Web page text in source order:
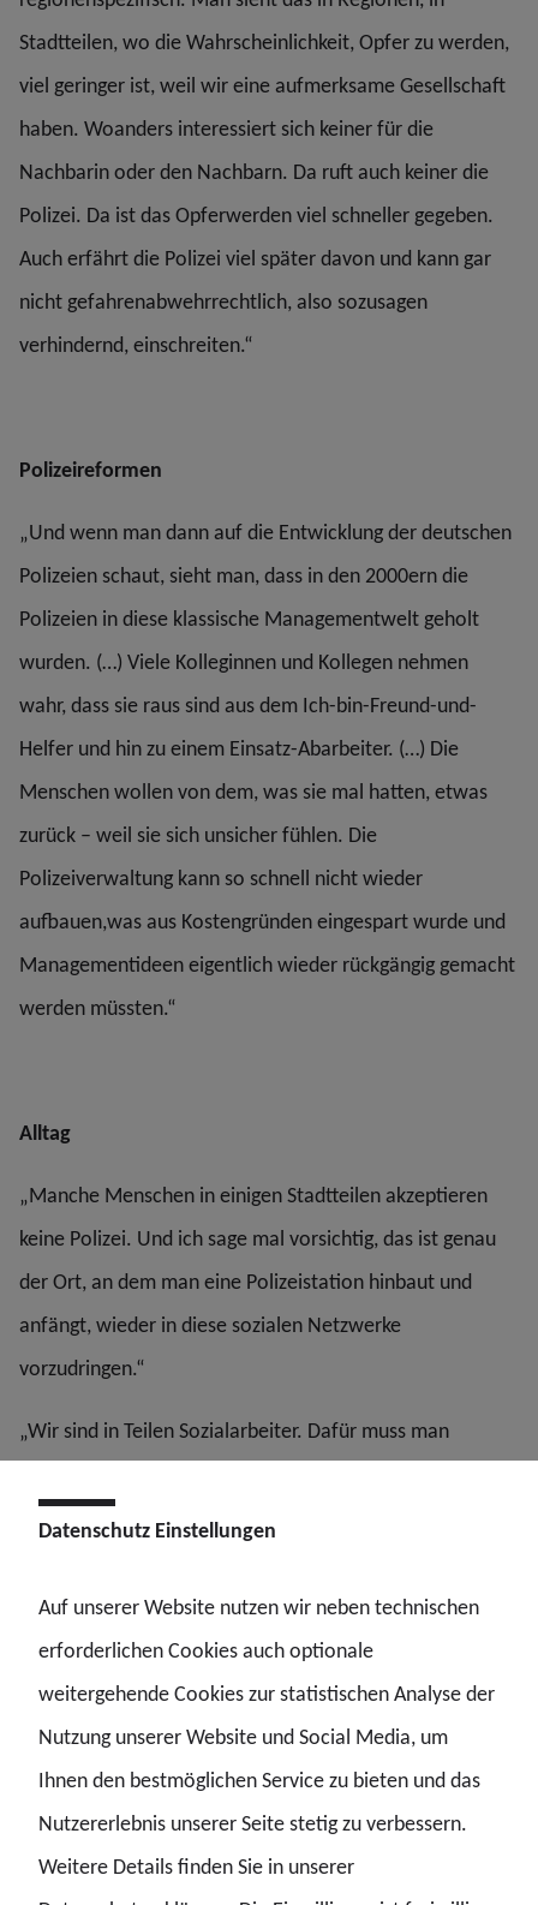
Stadtteilen, wo die Wahrscheinlichkeit, Opfer zu werden,
viel geringer ist, weil wir eine aufmerksame Gesellschaft
haben. Woanders interessiert sich keiner für die
Nachbarin oder den Nachbarn. Da ruft auch keiner die
Polizei. Da ist das Opferwerden viel schneller gegeben.
Auch erfährt die Polizei viel später davon und kann gar
nicht gefahrenabwehrrechtlich, also sozusagen
verhindernd, einschreiten.“
Polizeireformen
„Und wenn man dann auf die Entwicklung der deutschen
Polizeien schaut, sieht man, dass in den 2000ern die
Polizeien in diese klassische Managementwelt geholt
wurden. (…) Viele Kolleginnen und Kollegen nehmen
wahr, dass sie raus sind aus dem Ich-bin-Freund-und-
Helfer und hin zu einem Einsatz-Abarbeiter. (…) Die
Menschen wollen von dem, was sie mal hatten, etwas
zurück – weil sie sich unsicher fühlen. Die
Polizeiverwaltung kann so schnell nicht wieder
aufbauen,was aus Kostengründen eingespart wurde und
Managementideen eigentlich wieder rückgängig gemacht
werden müssten.“
Alltag
„Manche Menschen in einigen Stadtteilen akzeptieren
keine Polizei. Und ich sage mal vorsichtig, das ist genau
der Ort, an dem man eine Polizeistation hinbaut und
anfängt, wieder in diese sozialen Netzwerke
vorzudringen.“
„Wir sind in Teilen Sozialarbeiter. Dafür muss man
Polizeiarbeit benötigt: Kommunikation, Vertrauen in den
Gesellschaft. In der Ausbildung diskutieren wir zurzeit
ganz massiv, warum uns die Menschen in der Ausbildung
wieder so schnell verlassen. Wir haben eine äußerst
hohe Kündigungs- und Durchfallquote in der
Ausbildungszeit. Diese lag bei etwa sechs Prozent und ist
jetzt auf zwölf Prozent angestiegen.“
Datenschutz Einstellungen
Auf unserer Website nutzen wir neben technischen
erforderlichen Cookies auch optionale
weitergehende Cookies zur statistischen Analyse der
Nutzung unserer Website und Social Media, um
Ihnen den bestmöglichen Service zu bieten und das
Nutzererlebnis unserer Seite stetig zu verbessern.
Weitere Details finden Sie in unserer